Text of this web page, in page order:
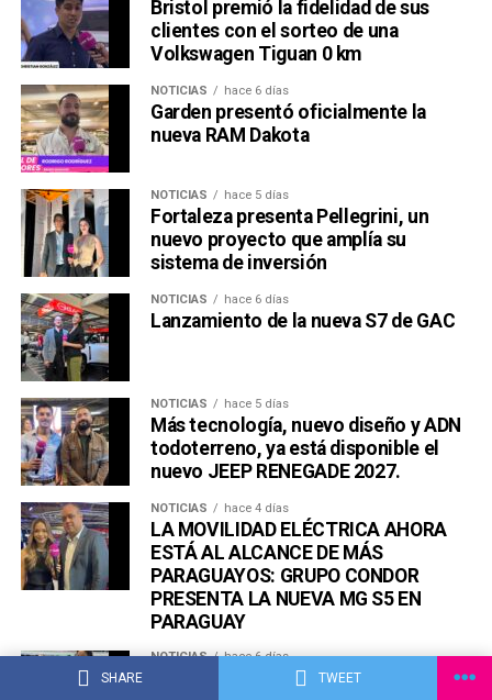
SHARE TWEET
Bristol premió la fidelidad de sus
clientes con el sorteo de una
Volkswagen Tiguan 0 km
NOTICIAS hace 6 días
Garden presentó oficialmente la
nueva RAM Dakota
NOTICIAS hace 5 días
Fortaleza presenta Pellegrini, un
nuevo proyecto que amplía su
sistema de inversión
NOTICIAS hace 6 días
Lanzamiento de la nueva S7 de GAC
NOTICIAS hace 5 días
Más tecnología, nuevo diseño y ADN
todoterreno, ya está disponible el
nuevo JEEP RENEGADE 2027.
NOTICIAS hace 4 días
LA MOVILIDAD ELÉCTRICA AHORA
ESTÁ AL ALCANCE DE MÁS
PARAGUAYOS: GRUPO CONDOR
PRESENTA LA NUEVA MG S5 EN
PARAGUAY
NOTICIAS hace 6 días
ÓPTICA MYLAN INAUGURÓ SU